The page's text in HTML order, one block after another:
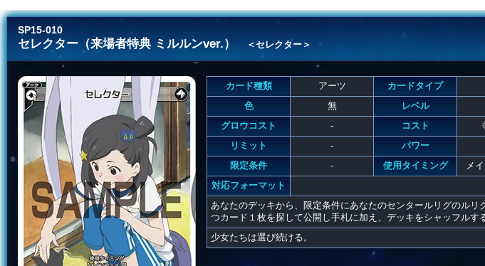
SP15-010
セレクター（来場者特典 ミルルンver.） ＜セレクター＞
カード種類 アーツ カードタイプ
色
無 レベル
グロウコスト
- コスト
リミット
- パワー
限定条件
- 使用タイミング
メ
対応フォーマット
あなたのデッキから、限定条件にあなたのセンタールリグのルリ
つカード１枚を探して公開し手札に加え、デッキをシャッフルす
少女たちは選び続ける。